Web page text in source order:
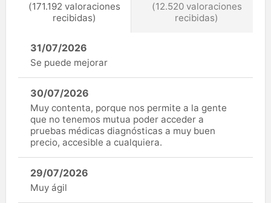
(171.192 valoraciones
recibidas)
(12.520 valoraciones
recibidas)
31/07/2026
Se puede mejorar
30/07/2026
Muy contenta, porque nos permite a la gente
que no tenemos mutua poder acceder a
pruebas médicas diagnósticas a muy buen
precio, accesible a cualquiera.
29/07/2026
Muy ágil